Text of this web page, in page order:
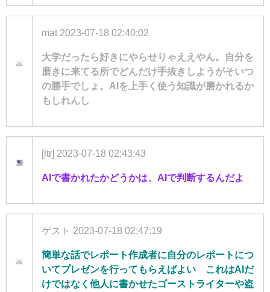
mat 2023-07-18 02:40:02
大学だったら好きにやらせりゃええやん。自分を
磨きに来てる所でどんだけ手抜きしようがそいつ
の勝手でしょ。AIを上手く使う知識が磨かれるか
もしれんし
[ltr] 2023-07-18 02:43:43
AIで書かれたかどうかは、AIで判断するんだよ
ゲスト 2023-07-18 02:47:19
簡単な話でレポート作成者に自分のレポートにつ
いてプレゼンを行ってもらえばよい これはAIだ
けではなく他人に書かせたゴーストライターや盗